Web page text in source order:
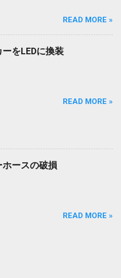
READ MORE »
をLEDに換装
READ MORE »
ースの破損
READ MORE »